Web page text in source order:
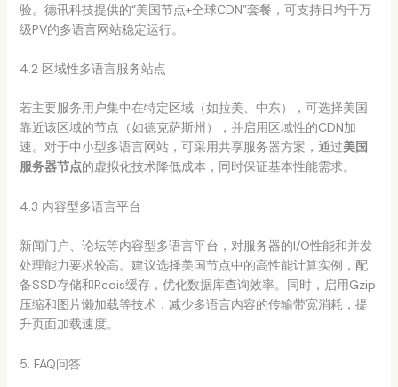
验。德讯科技提供的“美国节点+全球CDN”套餐，可支持日均千万
级PV的多语言网站稳定运行。
4.2 区域性多语言服务站点
若主要服务用户集中在特定区域（如拉美、中东），可选择美国
靠近该区域的节点（如德克萨斯州），并启用区域性的CDN加
速。对于中小型多语言网站，可采用共享服务器方案，通过美国
服务器节点的虚拟化技术降低成本，同时保证基本性能需求。
4.3 内容型多语言平台
新闻门户、论坛等内容型多语言平台，对服务器的I/O性能和并发
处理能力要求较高。建议选择美国节点中的高性能计算实例，配
备SSD存储和Redis缓存，优化数据库查询效率。同时，启用Gzip
压缩和图片懒加载等技术，减少多语言内容的传输带宽消耗，提
升页面加载速度。
5. FAQ问答